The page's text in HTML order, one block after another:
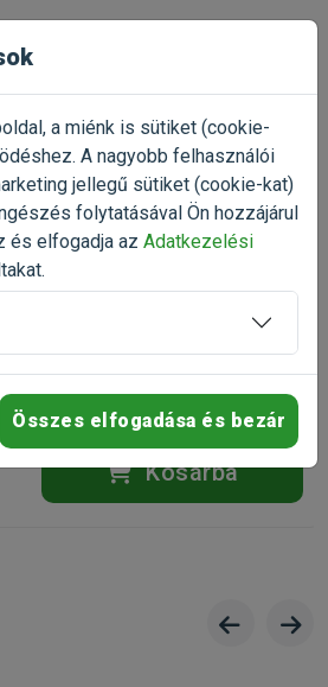
Pedigree Denta Stix Medium 10-
25kg 180g
jutalomfalat kutyáknak
1 390 Ft 1 738 Ft
Kosárba
a miénk is sütiket (cookie-
A nagyobb felhasználói
jellegű sütiket (cookie-kat)
folytatásával Ön hozzájárul
és elfogadja az Adatkezelési
Összes elfogadása és bezár